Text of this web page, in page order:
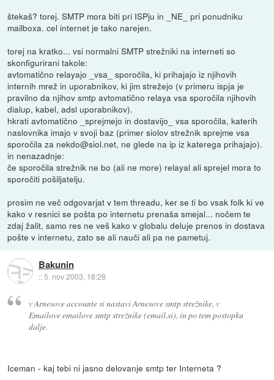
štekaš? torej. SMTP mora biti pri ISPju in _NE_ pri ponudniku
mailboxa. cel internet je tako narejen.
torej na kratko... vsi normalni SMTP strežniki na interneti so
skonfigurirani takole:
avtomatično relayajo _vsa_ sporočila, ki prihajajo iz njihovih
internih mrež in uporabnikov, ki jim strežejo (v primeru ispja je
pravilno da njihov smtp avtomatično relaya vsa sporočila njihovih
dialup, kabel, adsl uporabnikov).
hkrati avtomatično _sprejmejo in dostavijo_ vsa sporočila, katerih
naslovnika imajo v svoji baz (primer siolov strežnik sprejme vsa
sporočila za nekdo@siol.net, ne glede na ip iz katerega prihajajo).
in nenazadnje:
če sporočila strežnik ne bo (ali ne more) relayal ali sprejel mora to
sporočiti pošiljatelju.
prosim ne več odgovarjat v tem threadu, ker se ti bo vsak folk ki ve
kako v resnici se pošta po internetu prenaša smejal... nočem te
zdaj žalit, samo res ne veš kako v globalu deluje prenos in dostava
pošte v internetu, zato se ali nauči ali pa ne pametuj.
Bakunin
::5. nov 2003, 18:28
v Arnesove accounte si nastavi Arnesove smtp strežnike, v
Emailove emailove smtp strežnike (email.si), in po tem postopku
dalje.
Iceman - kaj tebi ni jasno delovanje smtp ter Interneta ?